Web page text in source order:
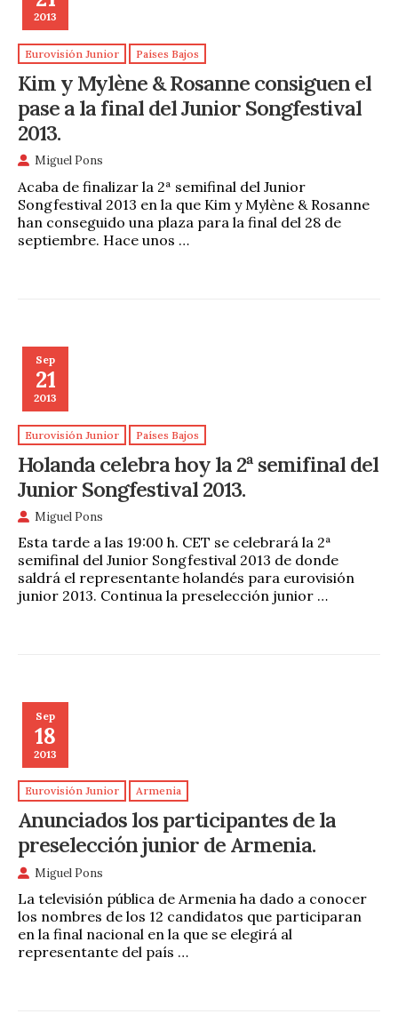
2013
Eurovisión Junior Países Bajos
Kim y Mylène & Rosanne consiguen el
pase a la final del Junior Songfestival
2013.
Miguel Pons
Acaba de finalizar la 2ª semifinal del Junior
Songfestival 2013 en la que Kim y Mylène & Rosanne
han conseguido una plaza para la final del 28 de
septiembre. Hace unos …
Sep
21
2013
Eurovisión Junior Países Bajos
Holanda celebra hoy la 2ª semifinal del
Junior Songfestival 2013.
Miguel Pons
Esta tarde a las 19:00 h. CET se celebrará la 2ª
semifinal del Junior Songfestival 2013 de donde
saldrá el representante holandés para eurovisión
junior 2013. Continua la preselección junior …
Sep
18
2013
Eurovisión Junior Armenia
Anunciados los participantes de la
preselección junior de Armenia.
Miguel Pons
La televisión pública de Armenia ha dado a conocer
los nombres de los 12 candidatos que participaran
en la final nacional en la que se elegirá al
representante del país …